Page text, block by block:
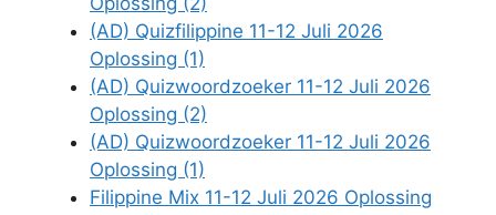
(AD) Quizfilippine 11-12 Juli 2026
Oplossing (1)
(AD) Quizwoordzoeker 11-12 Juli 2026
Oplossing (2)
(AD) Quizwoordzoeker 11-12 Juli 2026
Oplossing (1)
Filippine Mix 11-12 Juli 2026 Oplossing